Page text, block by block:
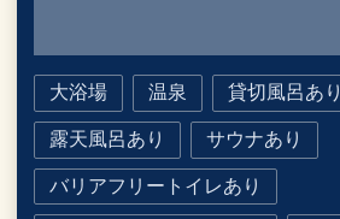
大浴場 温泉 貸切風呂あり
露天風呂あり サウナあり
バリアフリートイレあり